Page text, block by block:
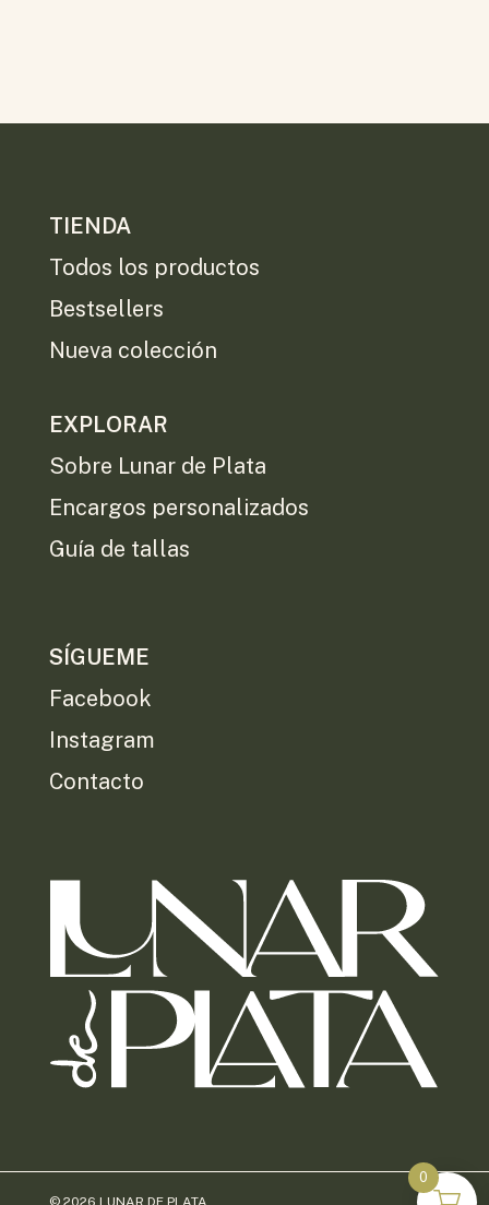
TIENDA
Todos los productos
Bestsellers
Nueva colección
EXPLORAR
Sobre Lunar de Plata
Encargos personalizados
Guía de tallas
SÍGUEME
Facebook
Instagram
Contacto
© 2026 LUNAR DE PLATA
0